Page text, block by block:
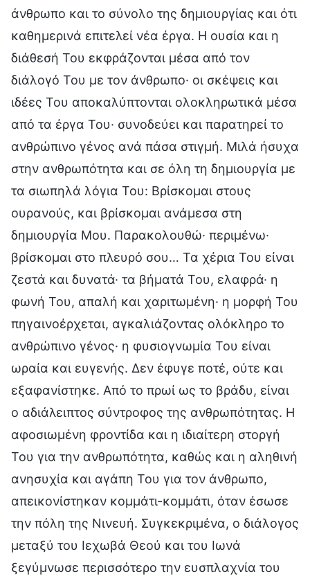
άνθρωπο και το σύνολο της δημιουργίας και ότι
καθημερινά επιτελεί νέα έργα. Η ουσία και η
διάθεσή Του εκφράζονται μέσα από τον
διάλογό Του με τον άνθρωπο· οι σκέψεις και
ιδέες Του αποκαλύπτονται ολοκληρωτικά μέσα
από τα έργα Του· συνοδεύει και παρατηρεί το
ανθρώπινο γένος ανά πάσα στιγμή. Μιλά ήσυχα
στην ανθρωπότητα και σε όλη τη δημιουργία με
τα σιωπηλά λόγια Του: Βρίσκομαι στους
ουρανούς, και βρίσκομαι ανάμεσα στη
δημιουργία Μου. Παρακολουθώ· περιμένω·
βρίσκομαι στο πλευρό σου… Τα χέρια Του είναι
ζεστά και δυνατά· τα βήματά Του, ελαφρά· η
φωνή Του, απαλή και χαριτωμένη· η μορφή Του
πηγαινοέρχεται, αγκαλιάζοντας ολόκληρο το
ανθρώπινο γένος· η φυσιογνωμία Του είναι
ωραία και ευγενής. Δεν έφυγε ποτέ, ούτε και
εξαφανίστηκε. Από το πρωί ως το βράδυ, είναι
ο αδιάλειπτος σύντροφος της ανθρωπότητας. Η
αφοσιωμένη φροντίδα και η ιδιαίτερη στοργή
Του για την ανθρωπότητα, καθώς και η αληθινή
ανησυχία και αγάπη Του για τον άνθρωπο,
απεικονίστηκαν κομμάτι-κομμάτι, όταν έσωσε
την πόλη της Νινευή. Συγκεκριμένα, ο διάλογος
μεταξύ του Ιεχωβά Θεού και του Ιωνά
ξεγύμνωσε περισσότερο την ευσπλαχνία του